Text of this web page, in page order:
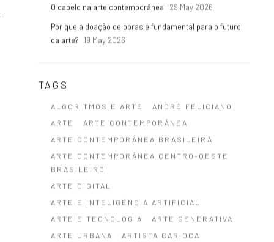
O cabelo na arte contemporânea
29 May 2026
Por que a doação de obras é fundamental para o futuro
da arte? 19 May 2026
TAGS
ALGORITMOS E ARTE
ANDRÉ FELICIANO
ARTE
ARTE CONTEMPORÂNEA
ARTE CONTEMPORÂNEA BRASILEIRA
ARTE CONTEMPORÂNEA CENTRO-OESTE
BRASILEIRO
ARTE DIGITAL
ARTE E INTELIGÊNCIA ARTIFICIAL
ARTE E TECNOLOGIA
ARTE GENERATIVA
ARTE URBANA
ARTISTA CARIOCA